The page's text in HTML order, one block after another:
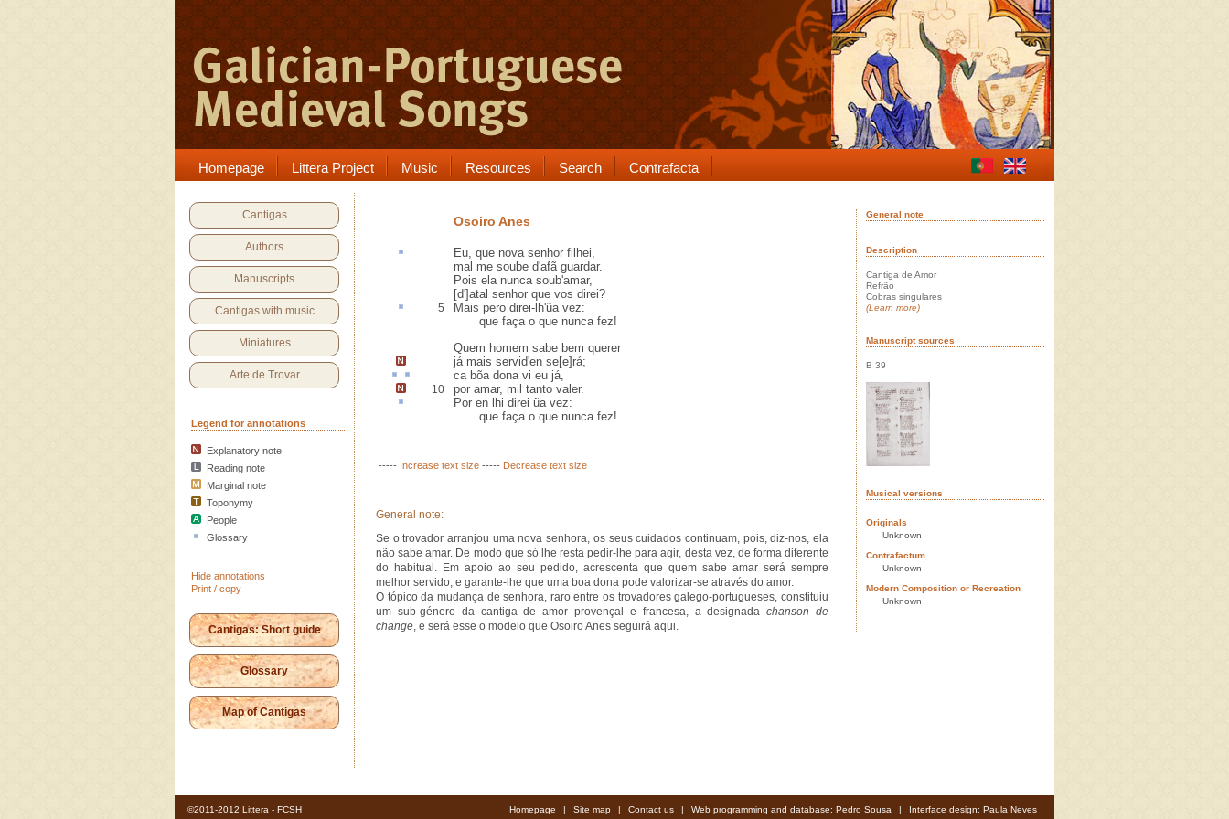
Homepage Littera Project Music Resources Search Contrafacta
Cantigas
Authors
Manuscripts
Cantigas with music
Miniatures
Arte de Trovar
Legend for annotations
Explanatory note
Reading note
Marginal note
Toponymy
People
Glossary
Hide annotations
Print / copy
Cantigas: Short guide
Glossary
Map of Cantigas
Osoiro Anes
Eu, que nova senhor filhei,
mal me soube d'afã guardar.
Pois ela nunca soub'amar,
[d']atal senhor que vos direi?
5 Mais pero direi-lh'ũa vez:
que faça o que nunca fez!
Quem homem sabe bem querer
já mais servid'en se[e]rá;
ca bõa donavi eu já,
10 por amar, mil tanto valer.
Por en lhi direi ũa vez:
que faça o que nunca fez!
----- Increase text size ----- Decrease text size
General note:
Se o trovador arranjou uma nova senhora, os seus cuidados continuam, pois, diz-nos, ela
não sabe amar. De modo que só lhe resta pedir-lhe para agir, desta vez, de forma diferente
do habitual. Em apoio ao seu pedido, acrescenta que quem sabe amar será sempre
melhor servido, e garante-lhe que uma boa dona pode valorizar-se através do amor.
O tópico da mudança de senhora, raro entre os trovadores galego-portugueses, constituiu
um sub-género da cantiga de amor provençal e francesa, a designadachanson de
change, e será esse o modelo que Osoiro Anes seguirá aqui.
General note
Description
Cantiga de Amor
Refrão
Cobras singulares
(Learn more)
Manuscript sources
B 39
Musical versions
Originals
Unknown
Contrafactum
Unknown
Modern Composition or Recreation
Unknown
©2011-2012 Littera - FCSH Homepage | Site map | Contact us | Web programming and database: Pedro Sousa | Interface design: Paula Neves